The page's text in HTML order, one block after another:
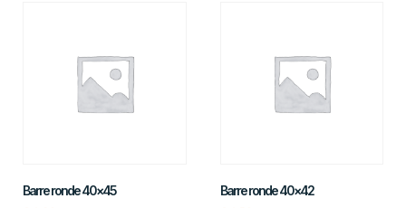
Barre ronde 40×45 Barre ronde 40×42